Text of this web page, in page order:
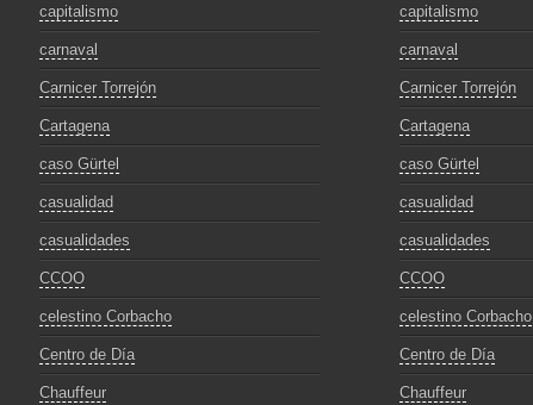
capitalismo
carnaval
Carnicer Torrejón
Cartagena
caso Gürtel
casualidad
casualidades
CCOO
celestino Corbacho
Centro de Día
Chauffeur
capitalismo
carnaval
Carnicer Torrejón
Cartagena
caso Gürtel
casualidad
casualidades
CCOO
celestino Corbacho
Centro de Día
Chauffeur